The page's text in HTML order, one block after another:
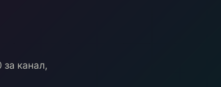
канал,